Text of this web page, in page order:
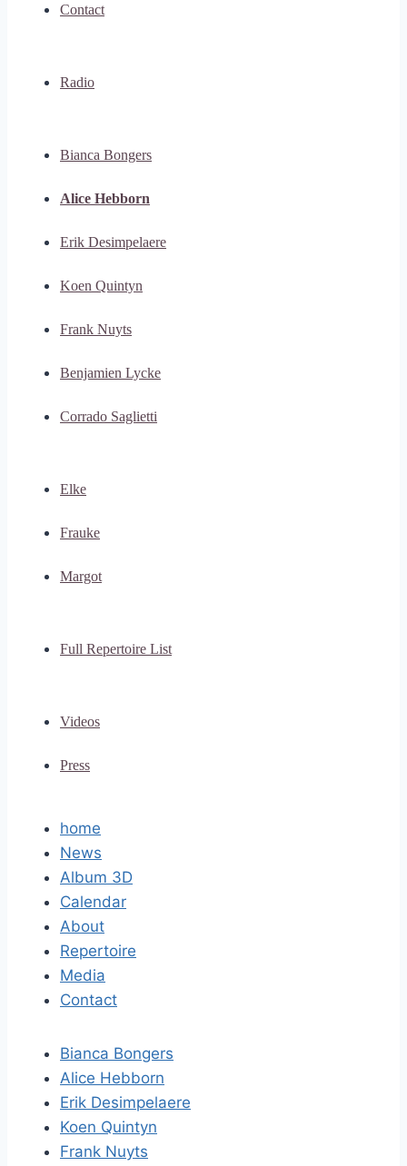
Contact
Radio
Bianca Bongers
Alice Hebborn
Erik Desimpelaere
Koen Quintyn
Frank Nuyts
Benjamien Lycke
Corrado Saglietti
Elke
Frauke
Margot
Full Repertoire List
Videos
Press
home
News
Album 3D
Calendar
About
Repertoire
Media
Contact
Bianca Bongers
Alice Hebborn
Erik Desimpelaere
Koen Quintyn
Frank Nuyts